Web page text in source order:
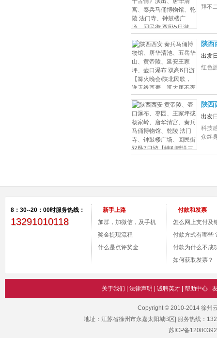
【赠
拜不
陕西
坪、
夜城
出发
红色
陕西
兵马
送三
情》
出发
科技
众终
8：30--20：00时服务热线：
13291010118
新手上路
加群，加微信，及手机
付款。
奖金提现流程
什么是点评奖金
付款和发票
怎么网上支付及
号？
付款方式有哪些
付款为什么不成
如何获取发票？
关于我们 法律声明 诚聘英才| 帮助中心|
Copyright © 2010-2014 徐州
地址：江苏省徐州市永嘉太阳城B区| 服务热线：
苏ICP备